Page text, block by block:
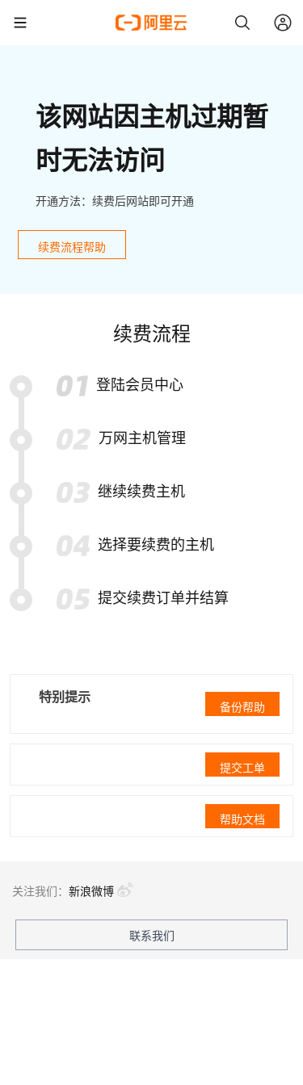
该网站因主机过期暂
时无法访问
开通方法：续费后网站即可开通
续费流程帮助
续费流程
登陆会员中心
万网主机管理
继续续费主机
选择要续费的主机
提交续费订单并结算
特别提示
备份帮助
提交工单
帮助文档